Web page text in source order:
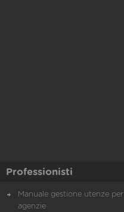
Professionisti
Manuale gestione utenze per
agenzie